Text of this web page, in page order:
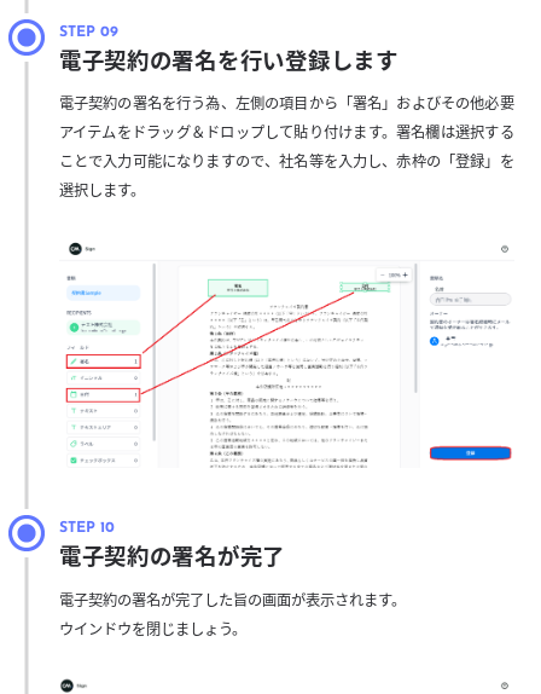
電子契約の署名を行い登録します
電子契約の署名を行う為、左側の項目から「署名」およびその他必要
アイテムをドラッグ＆ドロップして貼り付けます。署名欄は選択する
ことで入力可能になりますので、社名等を入力し、赤枠の「登録」を
選択します。
電子契約の署名が完了
電子契約の署名が完了した旨の画面が表示されます。
ウインドウを閉じましょう。